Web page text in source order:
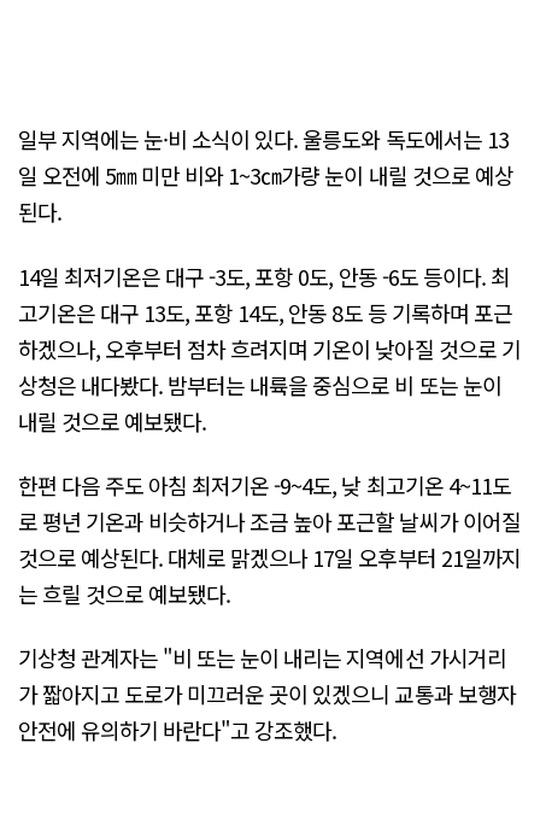
일부 지역에는 눈·비 소식이 있다. 울릉도와 독도에서는 13
일 오전에 5㎜ 미만 비와 1~3㎝가량 눈이 내릴 것으로 예상
된다.
14일 최저기온은 대구 -3도, 포항 0도, 안동 -6도 등이다. 최
고기온은 대구 13도, 포항 14도, 안동 8도 등 기록하며 포근
하겠으나, 오후부터 점차 흐려지며 기온이 낮아질 것으로 기
상청은 내다봤다. 밤부터는 내륙을 중심으로 비 또는 눈이
내릴 것으로 예보됐다.
한편 다음 주도 아침 최저기온 -9~4도, 낮 최고기온 4~11도
로 평년 기온과 비슷하거나 조금 높아 포근할 날씨가 이어질
것으로 예상된다. 대체로 맑겠으나 17일 오후부터 21일까지
는 흐릴 것으로 예보됐다.
기상청 관계자는 "비 또는 눈이 내리는 지역에선 가시거리
가 짧아지고 도로가 미끄러운 곳이 있겠으니 교통과 보행자
안전에 유의하기 바란다"고 강조했다.